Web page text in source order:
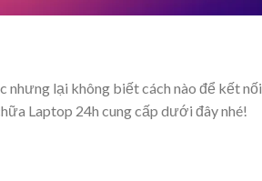
nhưng lại không biết cách nào để kết nối
Laptop 24h cung cấp dưới đây nhé!